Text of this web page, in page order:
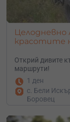
Целодневно
красотите
Открий дивите
маршрути!
1 ден
с. Бели
Боровец